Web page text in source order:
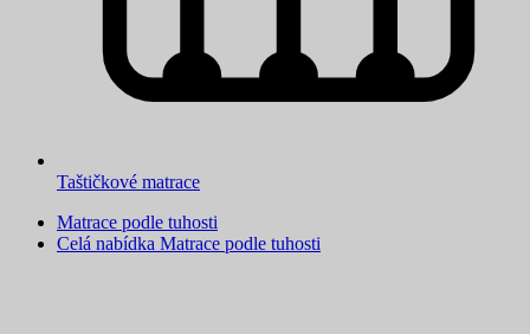
Taštičkové matrace
Matrace podle tuhosti
Celá nabídka Matrace podle tuhosti